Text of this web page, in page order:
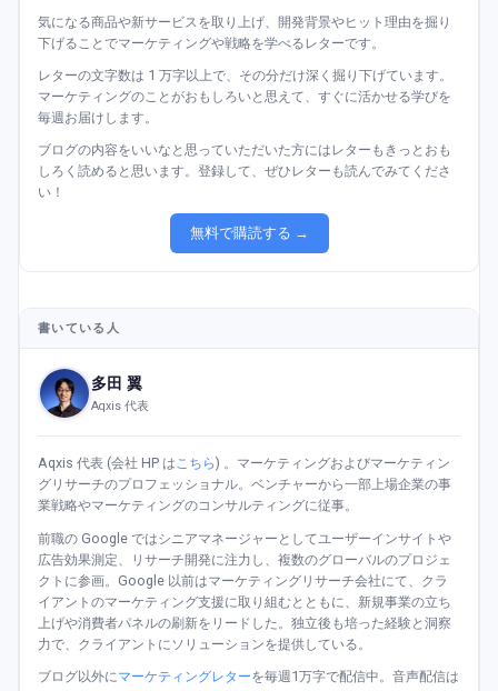
気になる商品や新サービスを取り上げ、開発背景やヒット理由を掘り
下げることでマーケティングや戦略を学べるレターです。
レターの文字数は 1 万字以上で、その分だけ深く掘り下げています。
マーケティングのことがおもしろいと思えて、すぐに活かせる学びを
毎週お届けします。
ブログの内容をいいなと思っていただいた方にはレターもきっとおも
しろく読めると思います。登録して、ぜひレターも読んでみてくださ
い！
無料で購読する →
書いている人
多田 翼
Aqxis 代表
Aqxis 代表 (会社 HP はこちら) 。マーケティングおよびマーケティン
グリサーチのプロフェッショナル。ベンチャーから一部上場企業の事
業戦略やマーケティングのコンサルティングに従事。
前職の Google ではシニアマネージャーとしてユーザーインサイトや
広告効果測定、リサーチ開発に注力し、複数のグローバルのプロジェ
クトに参画。Google 以前はマーケティングリサーチ会社にて、クラ
イアントのマーケティング支援に取り組むとともに、新規事業の立ち
上げや消費者パネルの刷新をリードした。独立後も培った経験と洞察
力で、クライアントにソリューションを提供している。
ブログ以外にマーケティングレターを毎週1万字で配信中。音声配信は